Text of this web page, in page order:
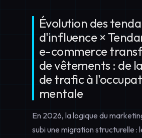
Évolution des
d'influence ×
e-commerce
de vêtements : de
de trafic à
mentale
En 2026, la logique du
subi une migration structurelle :